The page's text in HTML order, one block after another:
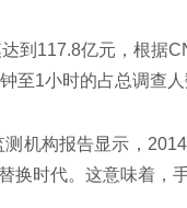
到117.8亿元，根据
至1小时的占总调查
机构报告显示，
换时代。这意味着，